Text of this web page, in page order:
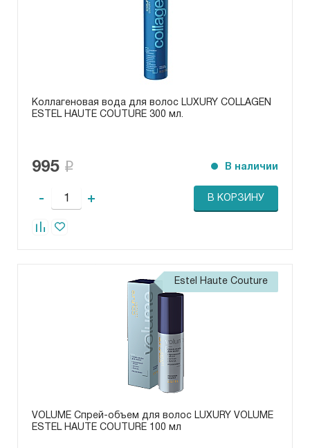
Коллагеновая вода для волос LUXURY COLLAGEN
ESTEL HAUTE COUTURE 300 мл.
995 В наличии
- + В КОРЗИНУ
Estel Haute Couture
VOLUME Спрей-объем для волос LUXURY VOLUME
ESTEL HAUTE COUTURE 100 мл